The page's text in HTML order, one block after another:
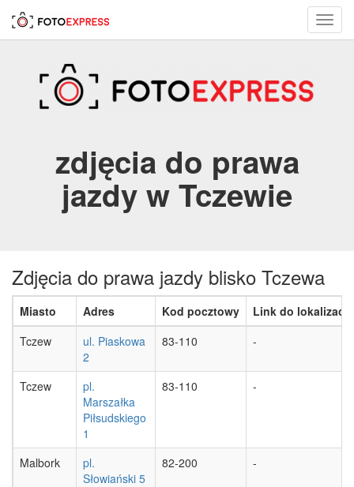
zdjęcia do prawa
jazdy w Tczewie
Zdjęcia do prawa jazdy blisko Tczewa
Miasto Adres Kod pocztowy
Link do lokalizacji
Tczew
ul. Piaskowa
2
83-110 -
Tczew
pl.
Marszałka
Piłsudskiego
1
83-110 -
Malbork
pl.
Słowiański 5
82-200 -